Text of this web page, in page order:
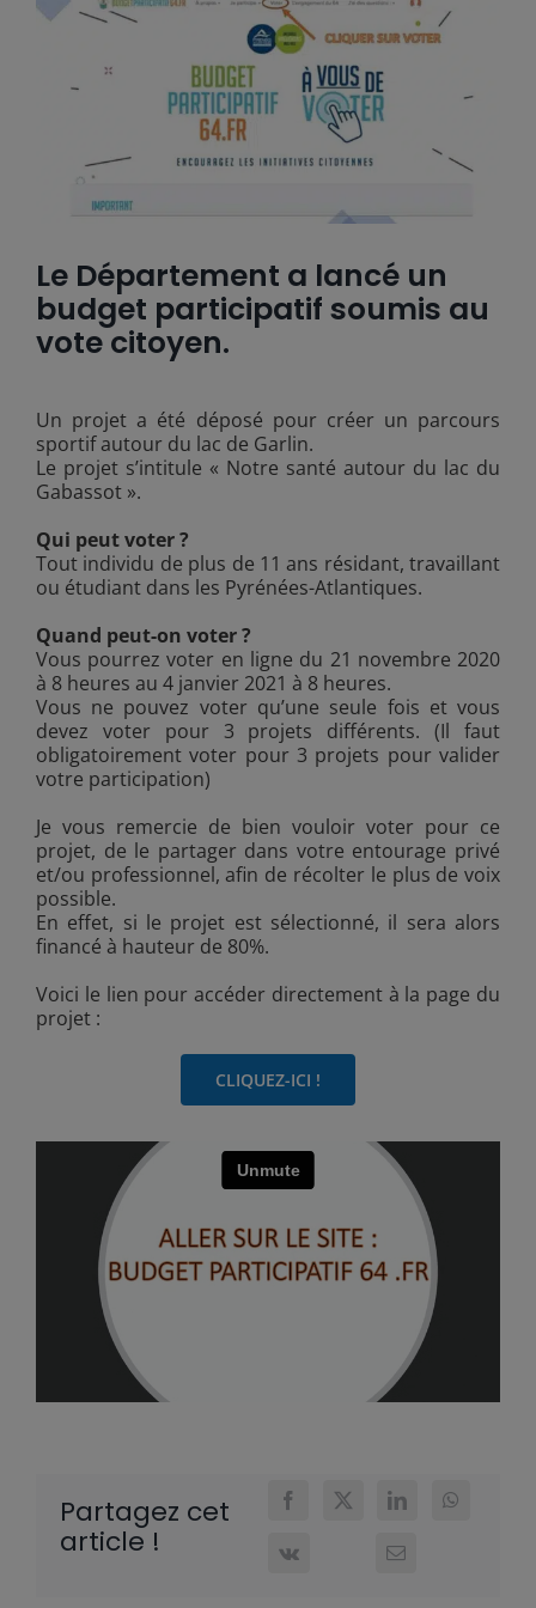
Le Département a lancé un
budget participatif soumis au
vote citoyen.
Un projet a été déposé pour créer un parcours
sportif autour du lac de Garlin.
Le projet s’intitule « Notre santé autour du lac du
Gabassot ».
Qui peut voter ?
Tout individu de plus de 11 ans résidant, travaillant
ou étudiant dans les Pyrénées-Atlantiques.
Quand peut-on voter ?
Vous pourrez voter en ligne du 21 novembre 2020
à 8 heures au 4 janvier 2021 à 8 heures.
Vous ne pouvez voter qu’une seule fois et vous
devez voter pour 3 projets différents. (Il faut
obligatoirement voter pour 3 projets pour valider
votre participation)
Je vous remercie de bien vouloir voter pour ce
projet, de le partager dans votre entourage privé
et/ou professionnel, afin de récolter le plus de voix
possible.
En effet, si le projet est sélectionné, il sera alors
financé à hauteur de 80%.
Voici le lien pour accéder directement à la page du
projet :
CLIQUEZ-ICI !
Partagez cet
article !